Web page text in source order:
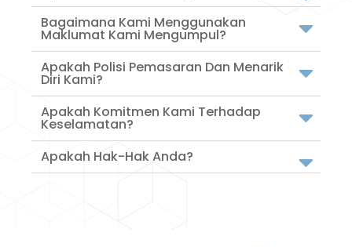
Bagaimana Kami Menggunakan
Maklumat Kami Mengumpul?
Apakah Polisi Pemasaran Dan Menarik
Diri Kami?
Apakah Komitmen Kami Terhadap
Keselamatan?
Apakah Hak-Hak Anda?